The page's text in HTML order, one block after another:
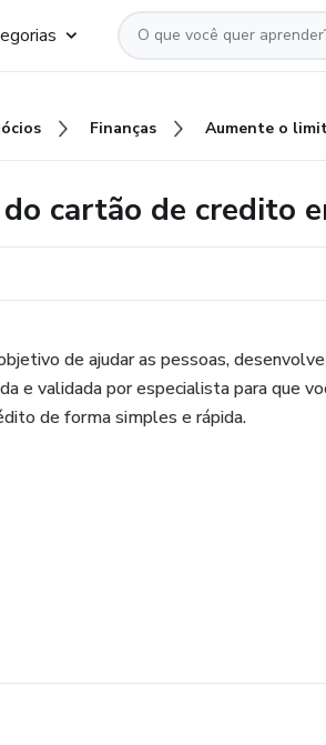
Finanças
cartão de credito
de ajudar as pessoas,
e validada por especialista para que
de forma simples e rápida.